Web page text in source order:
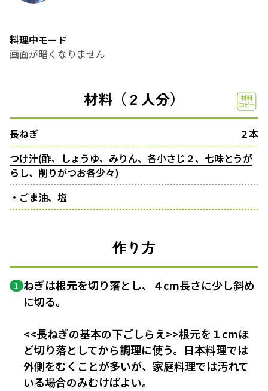
料理中モード
画面が暗くなりません
材料（２人分）
長ねぎ
２本
つけ汁(酢、しょうゆ、みりん、各小さじ２、七味とうが
らし、削りがつお各少々)
・ごま油、塩
作り方
1 ねぎは根元を切り落とし、４cm長さに少し斜め
に切る。
<<長ねぎの基本の下ごしらえ>>根元を１cmほ
ど切り落としてから調理に使う。日本料理では
外側をむくことが多いが、家庭料理では汚れて
いる場合のみむけばよい。